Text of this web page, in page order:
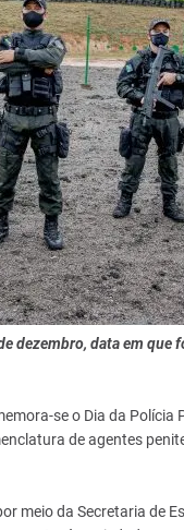
dezembro, data em
se o Dia da
de agentes
meio da Secretaria de